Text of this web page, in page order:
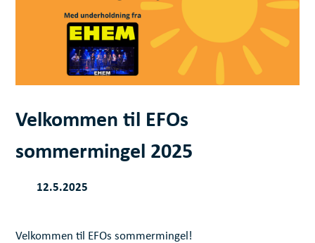
Velkommen til EFOs
sommermingel 2025
12.5.2025
Velkommen til EFOs sommermingel!